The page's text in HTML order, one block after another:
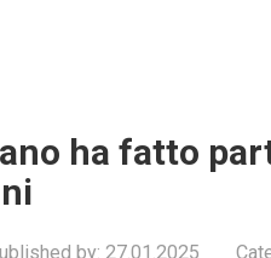
ha fatto
by: 27.01.2025